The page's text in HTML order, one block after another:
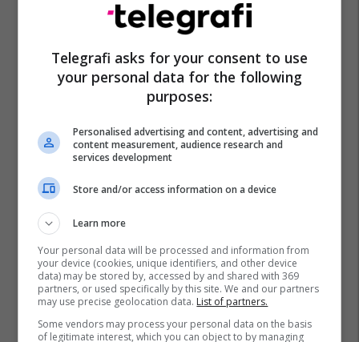
Telegrafi asks for your consent to use
your personal data for the following
purposes:
Personalised advertising and content, advertising and
content measurement, audience research and
services development
Store and/or access information on a device
Learn more
Your personal data will be processed and information from
your device (cookies, unique identifiers, and other device
data) may be stored by, accessed by and shared with 369
partners, or used specifically by this site. We and our partners
may use precise geolocation data. List of partners.
Some vendors may process your personal data on the basis
of legitimate interest, which you can object to by managing